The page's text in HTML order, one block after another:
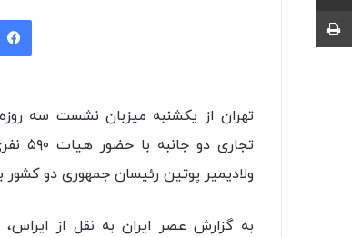
تهران از یکشنبه میزبان نشست سه
ولادیمیر پوتین رئیسان جمهوری دو
به گزارش عصر ایران به نقل از